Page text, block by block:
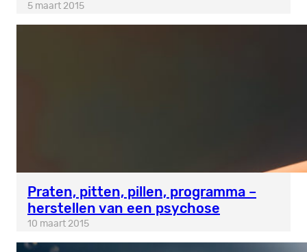
5 maart 2015
Praten, pitten, pillen, programma –
herstellen van een psychose
10 maart 2015